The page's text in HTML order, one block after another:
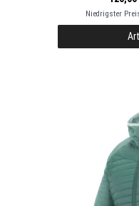
Niedrigster